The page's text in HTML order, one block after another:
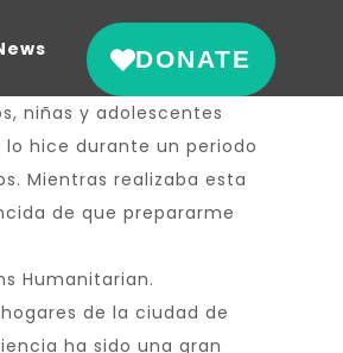
DONATE
niñas y adolescentes
hice durante un periodo
Mientras realizaba esta
de que prepararme
Humanitarian.
de la ciudad de
ha sido una gran